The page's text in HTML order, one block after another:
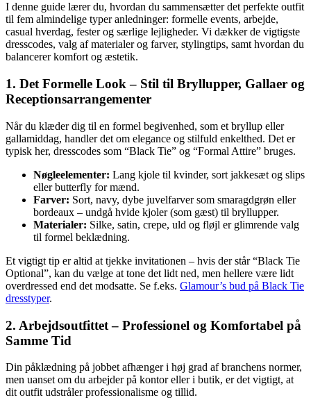
I denne guide lærer du, hvordan du sammensætter det perfekte outfit
til fem almindelige typer anledninger: formelle events, arbejde,
casual hverdag, fester og særlige lejligheder. Vi dækker de vigtigste
dresscodes, valg af materialer og farver, stylingtips, samt hvordan du
balancerer komfort og æstetik.
1. Det Formelle Look – Stil til Bryllupper, Gallaer og
Receptionsarrangementer
Når du klæder dig til en formel begivenhed, som et bryllup eller
gallamiddag, handler det om elegance og stilfuld enkelthed. Det er
typisk her, dresscodes som “Black Tie” og “Formal Attire” bruges.
Nøgleelementer: Lang kjole til kvinder, sort jakkesæt og slips
eller butterfly for mænd.
Farver: Sort, navy, dybe juvelfarver som smaragdgrøn eller
bordeaux – undgå hvide kjoler (som gæst) til bryllupper.
Materialer: Silke, satin, crepe, uld og fløjl er glimrende valg
til formel beklædning.
Et vigtigt tip er altid at tjekke invitationen – hvis der står “Black Tie
Optional”, kan du vælge at tone det lidt ned, men hellere være lidt
overdressed end det modsatte. Se f.eks. Glamour’s bud på Black Tie
dresstyper.
2. Arbejdsoutfittet – Professionel og Komfortabel på
Samme Tid
Din påklædning på jobbet afhænger i høj grad af branchens normer,
men uanset om du arbejder på kontor eller i butik, er det vigtigt, at
dit outfit udstråler professionalisme og tillid.